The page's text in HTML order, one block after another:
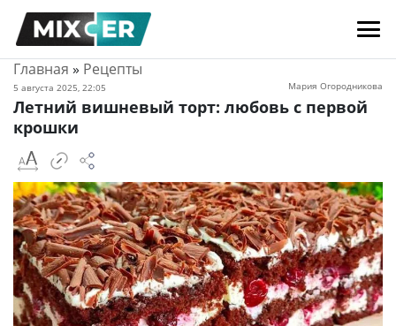
Главная » Рецепты
5 августа 2025, 22:05 Мария Огородникова
Летний вишневый торт: любовь с первой
крошки